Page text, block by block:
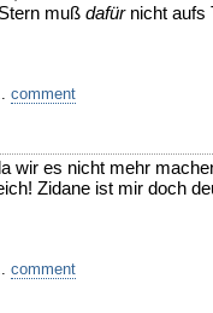
muß dafürnicht aufs
comment
wir es nicht mehr
Zidane ist mir doch
comment